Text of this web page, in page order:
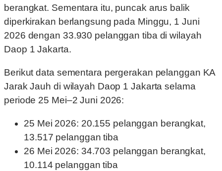
berangkat. Sementara itu, puncak arus balik
diperkirakan berlangsung pada Minggu, 1 Juni
2026 dengan 33.930 pelanggan tiba di wilayah
Daop 1 Jakarta.
Berikut data sementara pergerakan pelanggan KA
Jarak Jauh di wilayah Daop 1 Jakarta selama
periode 25 Mei–2 Juni 2026:
25 Mei 2026: 20.155 pelanggan berangkat,
13.517 pelanggan tiba
26 Mei 2026: 34.703 pelanggan berangkat,
10.114 pelanggan tiba